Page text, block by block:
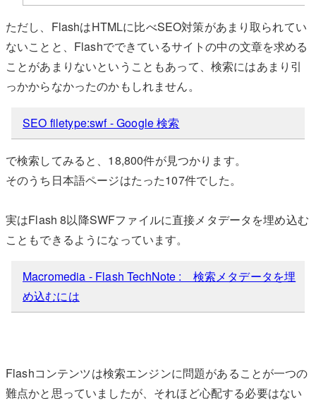
ただし、FlashはHTMLに比べSEO対策があまり取られてい
ないことと、Flashでできているサイトの中の文章を求める
ことがあまりないということもあって、検索にはあまり引
っかからなかったのかもしれません。
SEO filetype:swf - Google 検索
で検索してみると、18,800件が見つかります。
そのうち日本語ページはたった107件でした。
実はFlash 8以降SWFファイルに直接メタデータを埋め込む
こともできるようになっています。
Macromedia - Flash TechNote : 検索メタデータを埋
め込むには
Flashコンテンツは検索エンジンに問題があることが一つの
難点かと思っていましたが、それほど心配する必要はない